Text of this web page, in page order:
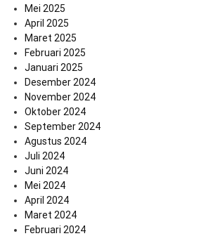
Mei 2025
April 2025
Maret 2025
Februari 2025
Januari 2025
Desember 2024
November 2024
Oktober 2024
September 2024
Agustus 2024
Juli 2024
Juni 2024
Mei 2024
April 2024
Maret 2024
Februari 2024